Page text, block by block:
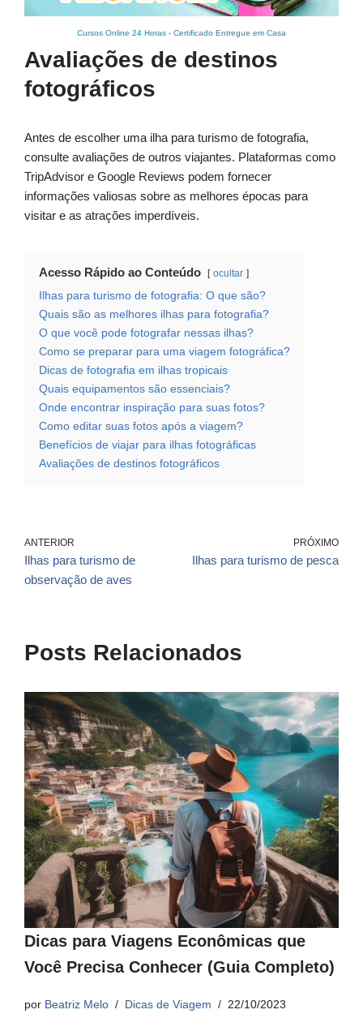
Cursos Online 24 Horas - Certificado Entregue em Casa
Avaliações de destinos
fotográficos
Antes de escolher uma ilha para turismo de fotografia,
consulte avaliações de outros viajantes. Plataformas como
TripAdvisor e Google Reviews podem fornecer
informações valiosas sobre as melhores épocas para
visitar e as atrações imperdíveis.
Acesso Rápido ao Conteúdo ocultar
Ilhas para turismo de fotografia: O que são?
Quais são as melhores ilhas para fotografia?
O que você pode fotografar nessas ilhas?
Como se preparar para uma viagem fotográfica?
Dicas de fotografia em ilhas tropicais
Quais equipamentos são essenciais?
Onde encontrar inspiração para suas fotos?
Como editar suas fotos após a viagem?
Benefícios de viajar para ilhas fotográficas
Avaliações de destinos fotográficos
ANTERIOR
Ilhas para turismo de
observação de aves
PRÓXIMO
Ilhas para turismo de pesca
Posts Relacionados
Dicas para Viagens Econômicas que
Você Precisa Conhecer (Guia Completo)
por Beatriz Melo Dicas de Viagem 22/10/2023